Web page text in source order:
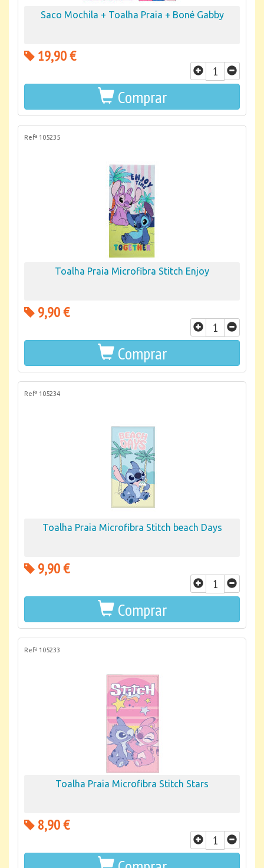
Saco Mochila + Toalha Praia + Boné Gabby
19,90 €
Comprar
Refª 105235
Toalha Praia Microfibra Stitch Enjoy
9,90 €
Comprar
Refª 105234
Toalha Praia Microfibra Stitch beach Days
9,90 €
Comprar
Refª 105233
Toalha Praia Microfibra Stitch Stars
8,90 €